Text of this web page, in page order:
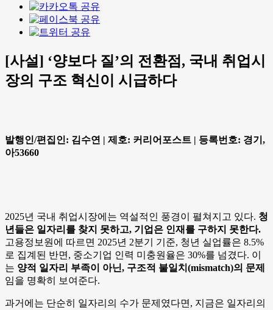
[사설] ‘양보다 질’의 전환점, 국내 취업시
장의 구조 혁신이 시급하다
발행인/편집인: 김수연 | 제호: 커리어포스트 | 등록번호: 경기,
아53660
2025년 국내 취업시장에는 역설적인 풍경이 펼쳐지고 있다. 청
년들은 일자리를 찾지 못하고, 기업은 인재를 구하지 못한다.
고용정보원에 따르면 2025년 2분기 기준, 청년 실업률은 8.5%
로 집계된 반면, 중소기업 인력 미충원율은 30%를 넘겼다. 이
는 양적 일자리 부족이 아닌, 구조적 불일치(mismatch)의 문제
임을 명확히 보여준다.
과거에는 단순히 일자리의 수가 문제였다면, 지금은 일자리의